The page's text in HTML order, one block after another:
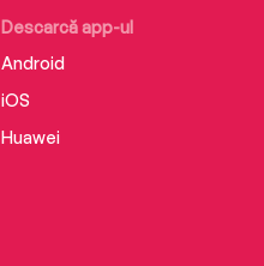
Descarcă app-ul
Android
iOS
Huawei